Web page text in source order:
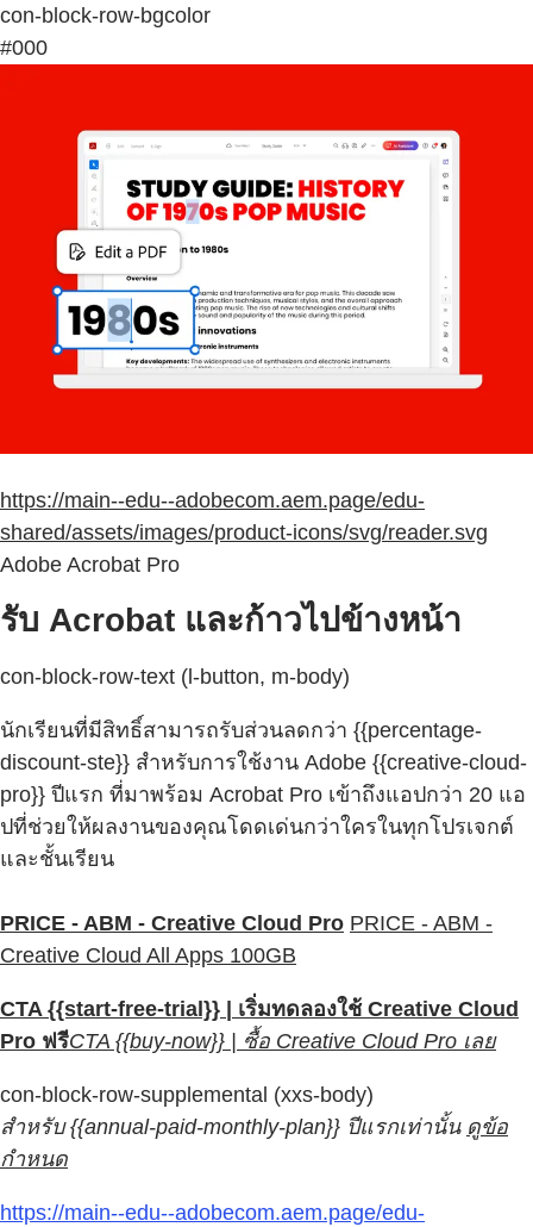
con-block-row-bgcolor
#000
https://main--edu--adobecom.aem.page/edu-
shared/assets/images/product-icons/svg/reader.svg
Adobe Acrobat Pro
รับ Acrobat และก้าวไปข้างหน้า
con-block-row-text (l-button, m-body)
นักเรียนที่มีสิทธิ์สามารถรับส่วนลดกว่า {{percentage-
discount-ste}} สำหรับการใช้งาน Adobe {{creative-cloud-
pro}} ปีแรก ที่มาพร้อม Acrobat Pro เข้าถึงแอปกว่า 20 แอ
ปที่ช่วยให้ผลงานของคุณโดดเด่นกว่าใครในทุกโปรเจกต์
และชั้นเรียน
PRICE - ABM - Creative Cloud Pro PRICE - ABM -
Creative Cloud All Apps 100GB
CTA {{start-free-trial}} | เริ่มทดลองใช้ Creative Cloud
Pro ฟรีCTA {{buy-now}} | ซื้อ Creative Cloud Pro เลย
con-block-row-supplemental (xxs-body)
สำหรับ {{annual-paid-monthly-plan}} ปีแรกเท่านั้น ดูข้อ
กำหนด
https://main--edu--adobecom.aem.page/edu-